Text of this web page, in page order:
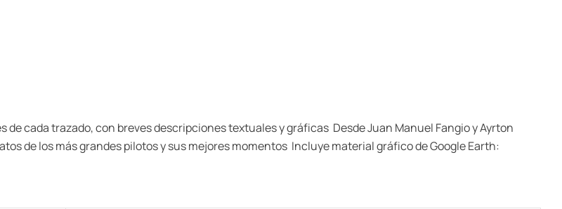
cada trazado, con breves descripciones textuales y gráficas  Desde Juan Manuel Fangio y Ayrton
de los más grandes pilotos y sus mejores momentos  Incluye material gráfico de Google Earth: